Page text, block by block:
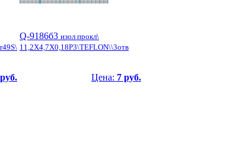
Q-9186б3 изол прокл\
11,2X4,7X0,18P3\TEFLON\\3отв
Цена: 7 руб.